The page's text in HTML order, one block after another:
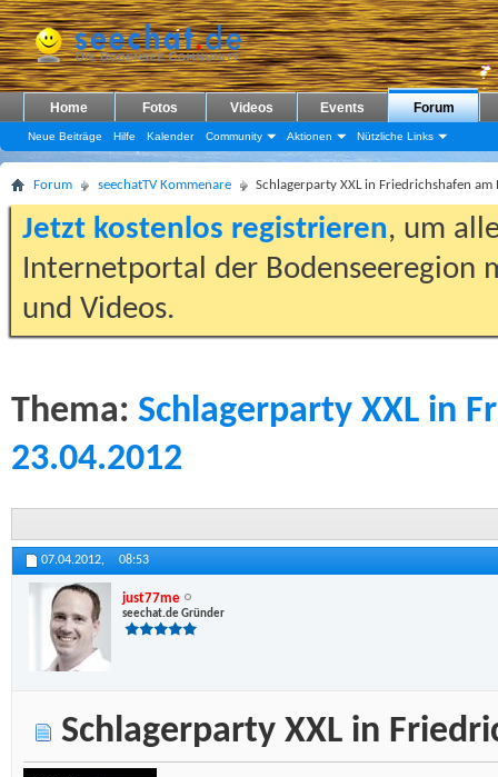
Home Fotos Videos Events Forum
Neue Beiträge Hilfe Kalender Community Aktionen Nützliche Links
Forum seechatTV Kommenare Schlagerparty XXL in Friedrichshafen
Jetzt kostenlos registrieren, um
Internetportal der Bodenseeregion
und Videos.
Thema: Schlagerparty XXL in
23.04.2012
07.04.2012, 08:53
just77me
seechat.de Gründer
Schlagerparty XXL in